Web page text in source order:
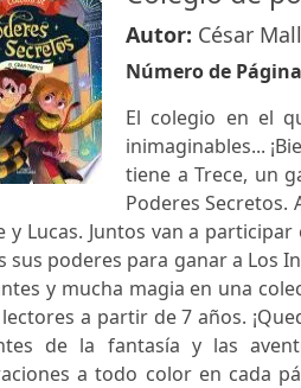
Autor: César
Número de
El colegio en el
inimaginables...
tiene a Trece, un
Poderes Secretos.
y Lucas. Juntos van a
sus poderes para ganar a Los
y mucha magia en una
a partir de 7 años.
de la fantasía y las
a todo color en cada